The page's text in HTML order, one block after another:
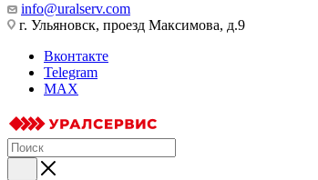
info@uralserv.com
г. Ульяновск, проезд Максимова, д.9
Вконтакте
Telegram
MAX